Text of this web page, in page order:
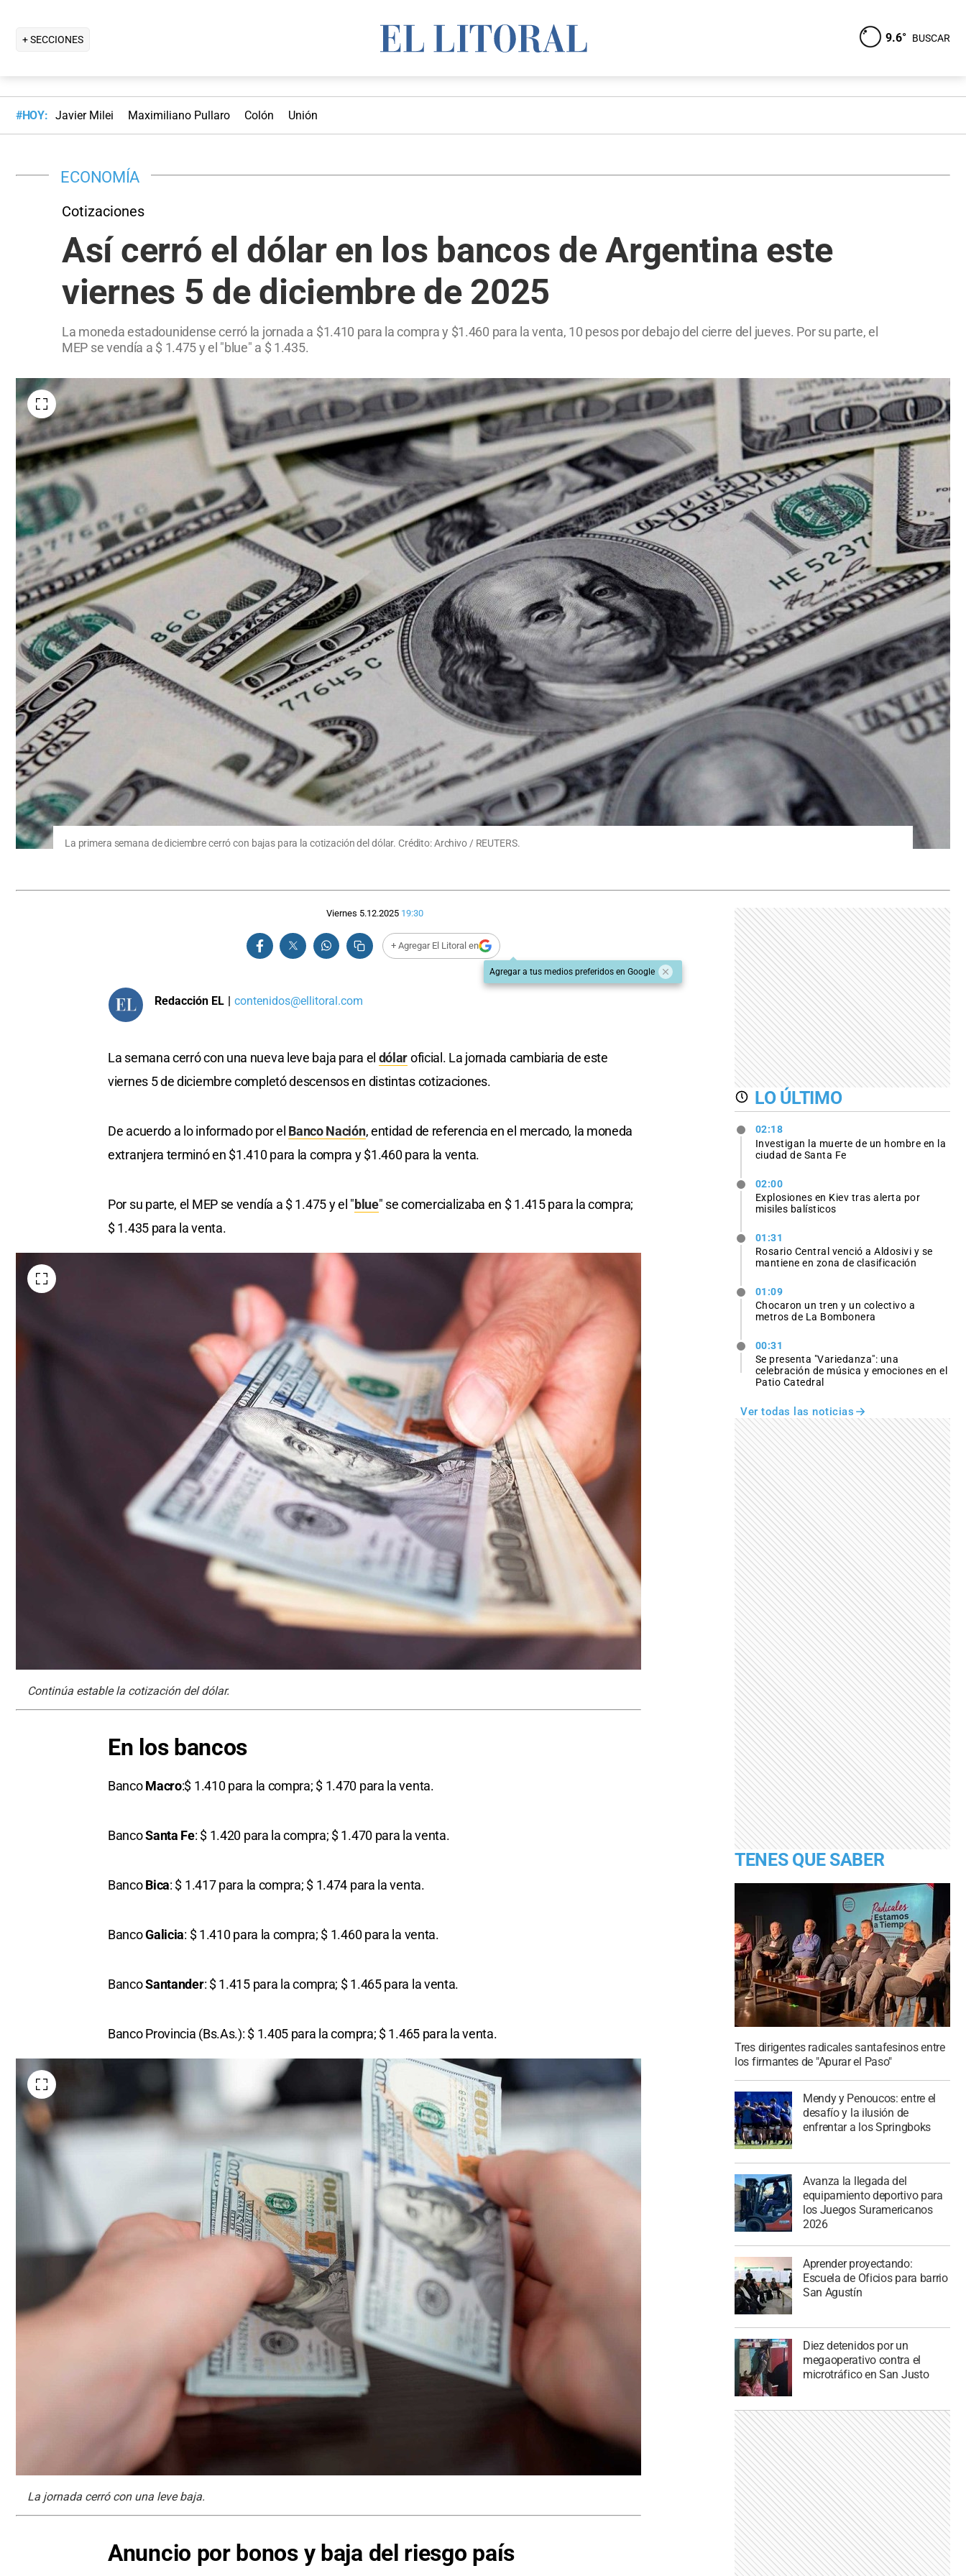
+ SECCIONES 9.6° BUSCAR
#HOY: Javier Milei Maximiliano Pullaro Colón Unión
ECONOMÍA
Cotizaciones
Así cerró el dólar en los bancos de Argentina este
viernes 5 de diciembre de 2025
La moneda estadounidense cerró la jornada a $1.410 para la compra y $1.460 para la venta, 10 pesos por debajo del cierre del jueves. Por su parte, el
MEP se vendía a $ 1.475 y el "blue" a $ 1.435.
La primera semana de diciembre cerró con bajas para la cotización del dólar. Crédito: Archivo / REUTERS.
Viernes 5.12.2025 19:30
+ Agregar El Litoral en
Agregar a tus medios preferidos en Google
Redacción EL | contenidos@ellitoral.com
La semana cerró con una nueva leve baja para el dólaroficial. La jornada cambiaria de este
viernes 5 de diciembre completó descensos en distintas cotizaciones.
De acuerdo a lo informado por el Banco Nación, entidad de referencia en el mercado, la moneda
extranjera terminó en $1.410 para la compra y $1.460 para la venta.
Por su parte, el MEP se vendía a $ 1.475 y el "blue" se comercializaba en $ 1.415 para la compra;
$ 1.435 para la venta.
Continúa estable la cotización del dólar.
En los bancos
BancoMacro:$ 1.410 para la compra; $ 1.470 para la venta.
BancoSanta Fe: $ 1.420 para la compra; $ 1.470 para la venta.
BancoBica: $ 1.417 para la compra; $ 1.474 para la venta.
BancoGalicia: $ 1.410 para la compra; $ 1.460 para la venta.
BancoSantander: $ 1.415 para la compra; $ 1.465 para la venta.
Banco Provincia (Bs.As.): $ 1.405 para la compra; $ 1.465 para la venta.
La jornada cerró con una leve baja.
Anuncio por bonos y baja del riesgo país
LO ÚLTIMO
02:18
Investigan la muerte de un hombre en la
ciudad de Santa Fe
02:00
Explosiones en Kiev tras alerta por
misiles balísticos
01:31
Rosario Central venció a Aldosivi y se
mantiene en zona de clasificación
01:09
Chocaron un tren y un colectivo a
metros de La Bombonera
00:31
Se presenta "Variedanza": una
celebración de música y emociones en el
Patio Catedral
Ver todas las noticias
TENES QUE SABER
Tres dirigentes radicales santafesinos entre
los firmantes de "Apurar el Paso"
Mendy y Penoucos: entre el
desafío y la ilusión de
enfrentar a los Springboks
Avanza la llegada del
equipamiento deportivo para
los Juegos Suramericanos
2026
Aprender proyectando:
Escuela de Oficios para barrio
San Agustín
Diez detenidos por un
megaoperativo contra el
microtráfico en San Justo